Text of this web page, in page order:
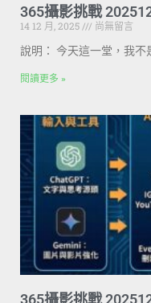
365攝影挑戰
14 12 月, 2025
尚無留言
說明： 今天這一堂，我不
閱讀更多 »
365攝影挑戰